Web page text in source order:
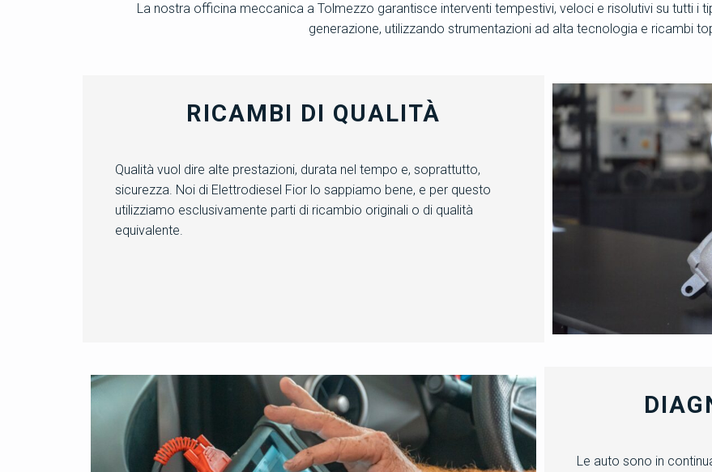
La nostra officina meccanica a Tolmezzo garantisce interventi tempestivi, veloci e risolutivi su tutti i
generazione, utilizzando strumentazioni ad alta tecnologia e ricambi
RICAMBI DI QUALITÀ
Qualità vuol dire alte prestazioni, durata nel tempo e, soprattutto,
sicurezza. Noi di Elettrodiesel Fior lo sappiamo bene, e per questo
utilizziamo esclusivamente parti di ricambio originali o di qualità
equivalente.
Le auto sono in